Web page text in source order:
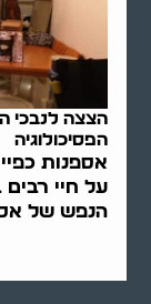
הצצה לנבכי
הפסיכולוגיה
אספנות
על חיי
הנפש של